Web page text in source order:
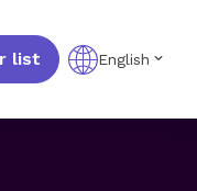
list English